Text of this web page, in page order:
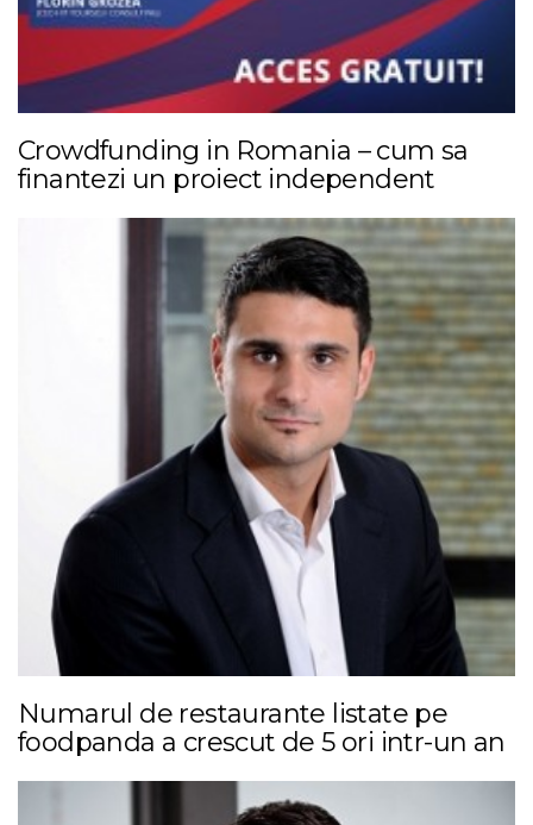
Crowdfunding in Romania – cum sa
finantezi un proiect independent
Numarul de restaurante listate pe
foodpanda a crescut de 5 ori intr-un an